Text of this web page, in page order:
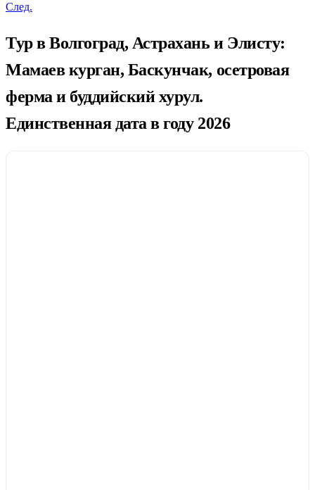
След.
Тур в Волгоград, Астрахань и Элисту:
Мамаев курган, Баскунчак, осетровая
ферма и буддийский хурул.
Единственная дата в году 2026